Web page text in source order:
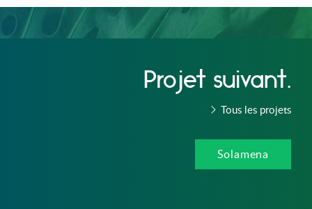
Projet suivant.
Tous les projets
Solamena